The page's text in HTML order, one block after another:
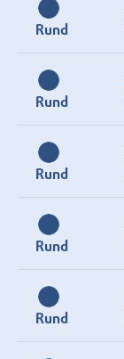
Rund
Rund
Rund
Rund
Rund